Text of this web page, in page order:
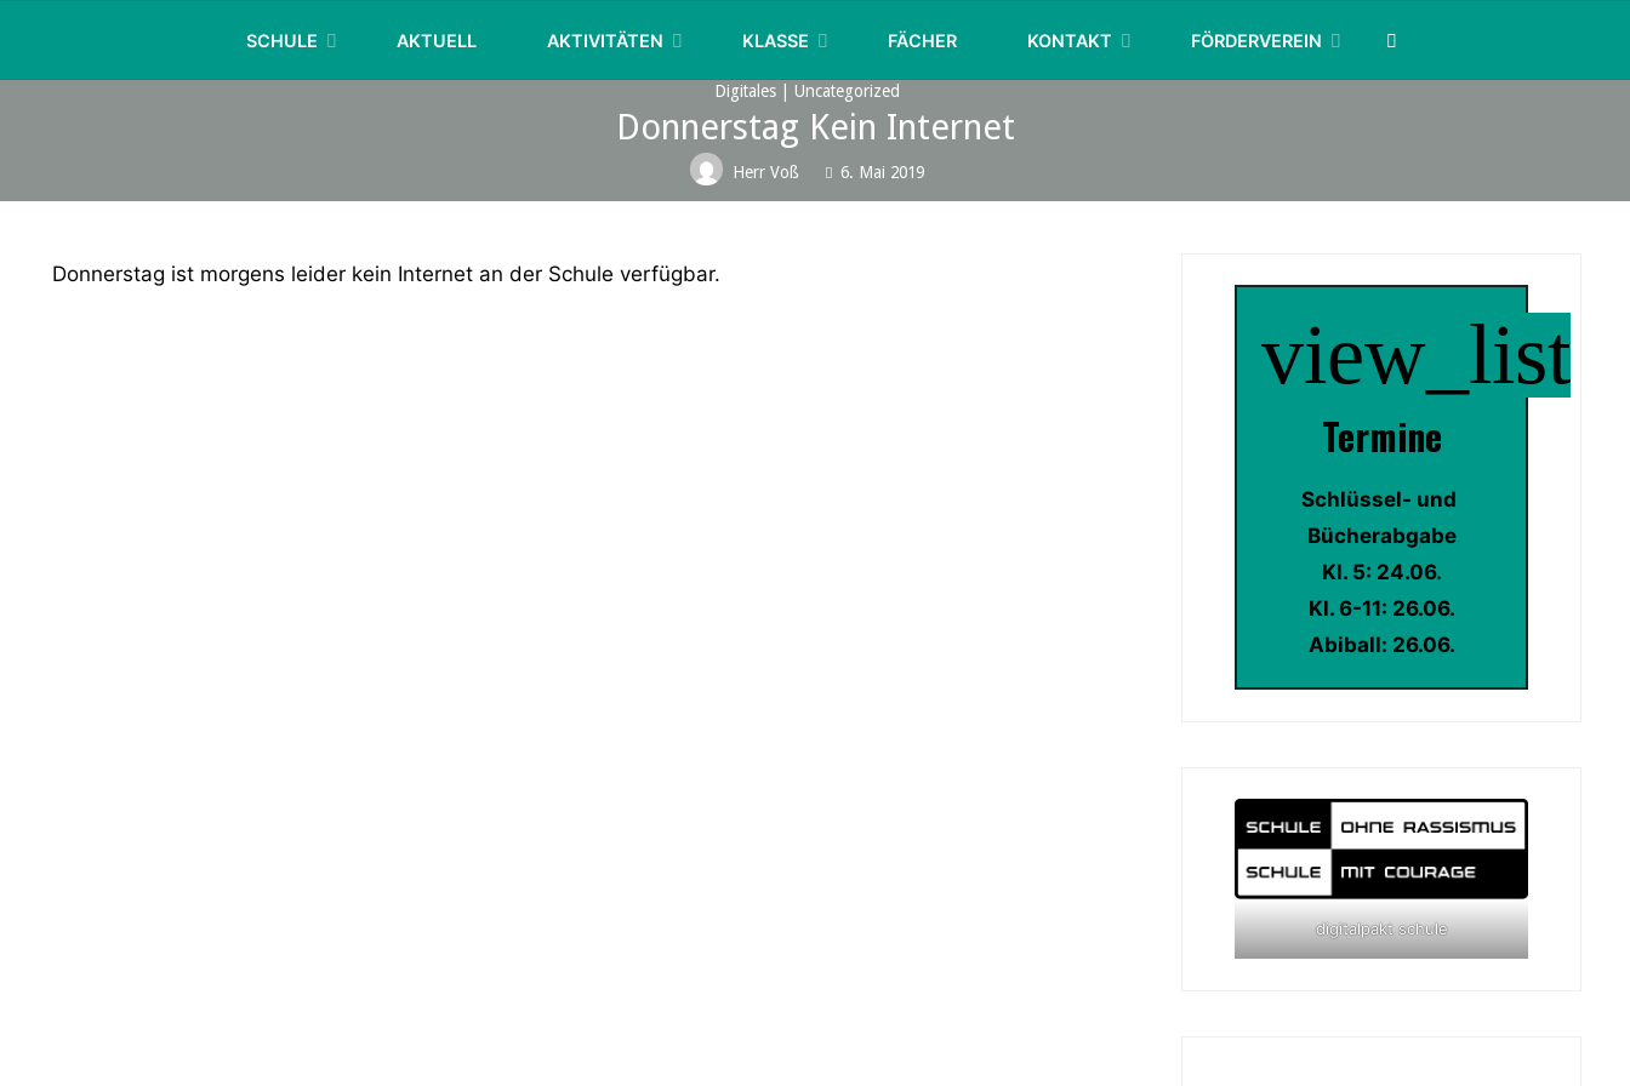
JOACHIM-
FRIEDRICH-
GYMNASIUM
WOLMIRSTEDT
SCHULE AKTUELL AKTIVITÄTEN KLASSE FÄCHER KONTAKT FÖRDERVEREIN
Digitales Uncategorized
Donnerstag Kein Internet
Herr Voß 6. Mai 2019
Donnerstag ist morgens leider kein Internet an der Schule verfügbar.
view_list
Termine
Schlüssel- und
Bücherabgabe
Kl. 5: 24.06.
Kl. 6-11: 26.06.
Abiball: 26.06.
digitalpakt schule